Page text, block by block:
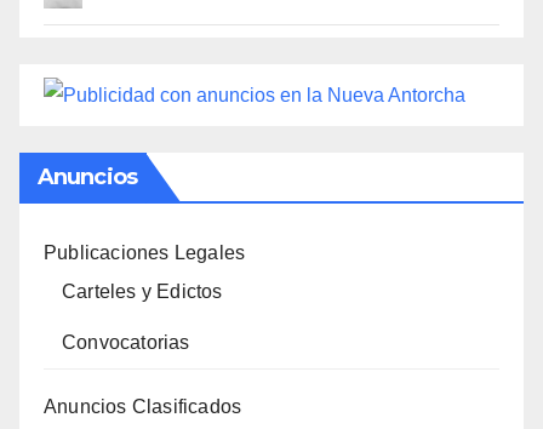
Anuncios
Publicaciones Legales
Carteles y Edictos
Convocatorias
Anuncios Clasificados